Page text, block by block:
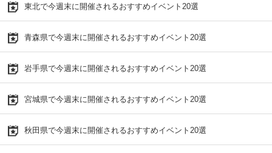
東北で今週末に開催されるおすすめイベント20選
青森県で今週末に開催されるおすすめイベント20選
岩手県で今週末に開催されるおすすめイベント20選
宮城県で今週末に開催されるおすすめイベント20選
秋田県で今週末に開催されるおすすめイベント20選